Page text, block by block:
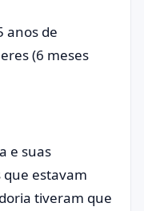
anos de
(6 meses
e suas
estavam
tiveram que